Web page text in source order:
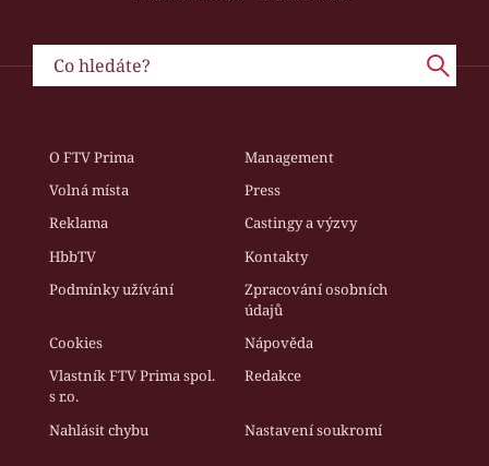
O FTV Prima
Management
Volná místa
Press
Reklama
Castingy a výzvy
HbbTV
Kontakty
Podmínky užívání
Zpracování osobních
údajů
Cookies
Nápověda
Vlastník FTV Prima spol.
s r.o.
Redakce
Nahlásit chybu Nastavení soukromí